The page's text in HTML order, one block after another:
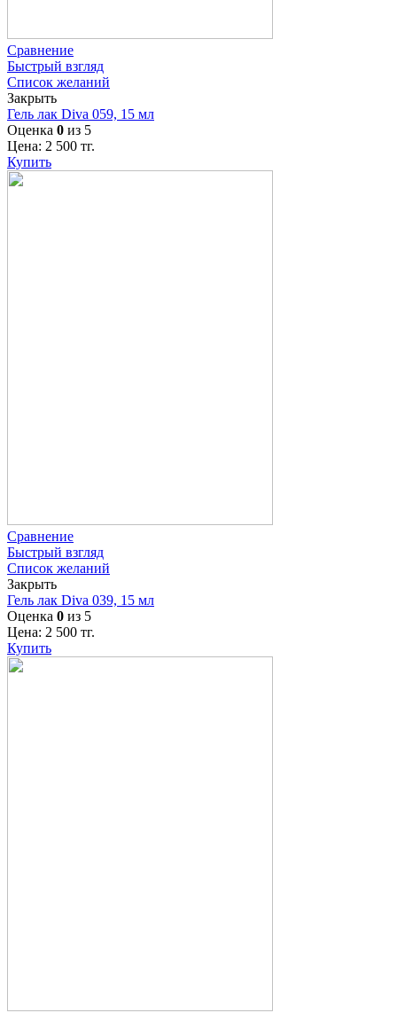
Сравнение
Быстрый взгляд
Список желаний
Закрыть
Гель лак Diva 059, 15 мл
Оценка 0 из 5
Цена: 2 500 тг.
Купить
Сравнение
Быстрый взгляд
Список желаний
Закрыть
Гель лак Diva 039, 15 мл
Оценка 0 из 5
Цена: 2 500 тг.
Купить